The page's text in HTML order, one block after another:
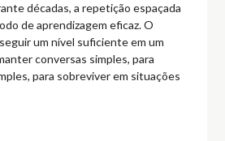
décadas, a repetição espaçada
de aprendizagem eficaz. O
um nível suficiente em um
conversas simples, para
para sobreviver em situações